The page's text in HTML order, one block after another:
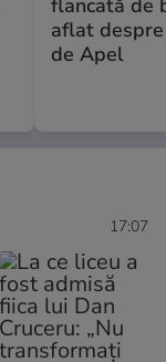
flancată de
aflat
de Apel
17:07